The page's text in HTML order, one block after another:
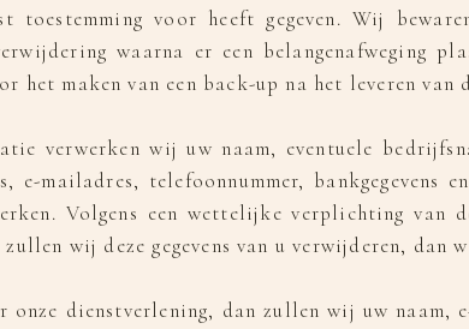
toestemming voor heeft gegeven. Wij
waarna er een belangenafweging
maken van een back-up na het leveren van
verwerken wij uw naam, eventuele
e-mailadres, telefoonnummer, bankgegevens
Volgens een wettelijke verplichting van
wij deze gegevens van u verwijderen, dan
dienstverlening, dan zullen wij uw naam,